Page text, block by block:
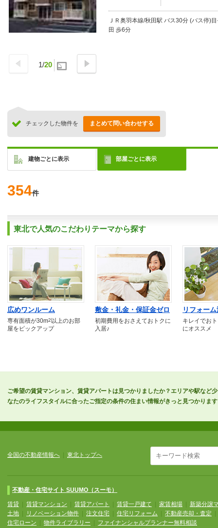
1/20
ＪＲ奥羽本線/秋田駅 バス30分 (バス停)
田 歩6分
チェックした物件を まとめて問い合わせする
建物ごとに表示 部屋ごとに表示
354件
東北で人気のこだわりテーマから探す
広めワンルーム
専有面積が30m2 以上のお部
屋をピックアップ
敷金・礼金・保証金ゼロ
初期費用をおさえておトクに
入居♪
リフォー
キレイでお
にオススメ
ご希望の賃貸マンション、賃貸アパートは見つかりましたか？エリアや駅など
なたのライフスタイルに合ったご指定の条件の住まい情報がきっと見つかりま
全国の不動産情報へ 東北トップへ
不動産・住宅サイト SUUMO（スーモ）
賃貸 賃貸マンション 賃貸アパート 賃貸一戸建て 家賃相場
新築分譲
土地
リノベーション物件 注文住宅 住宅リフォーム 不動産売却・査定
住宅ローン
物件ライブラリー ファイナンシャルプランナー無料相談